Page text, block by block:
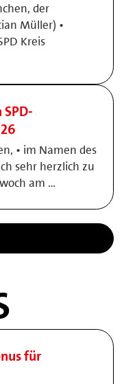
der
Müller) •
Kreis
• im Namen des
sehr herzlich zu
am …
für